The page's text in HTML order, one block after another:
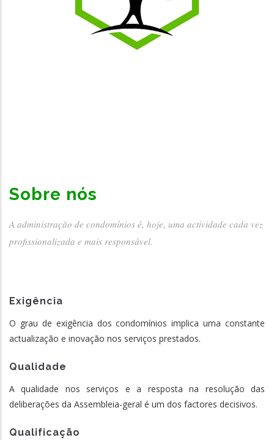
Sobre nós
A administração de condomínios é, hoje, uma actividade cada vez
profissionalizada e mais responsável.
Exigência
O grau de exigência dos condomínios implica uma constante
actualização e inovação nos serviços prestados.
Qualidade
A qualidade nos serviços e a resposta na resolução das
deliberações da Assembleia-geral é um dos factores decisivos.
Qualificação